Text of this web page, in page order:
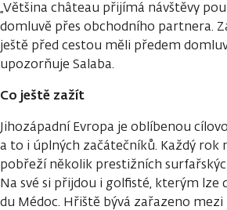
„Většina château přijímá návštěvy
domluvě přes obchodního partnera.
ještě před cestou měli předem
upozorňuje Salaba.
Co ještě zažít
Jihozápadní Evropa je oblíbenou
a to i úplných začátečníků. Každý rok
pobřeží několik prestižních
Na své si přijdou i golfisté, kterým
du Médoc. Hřiště bývá zařazeno mezi